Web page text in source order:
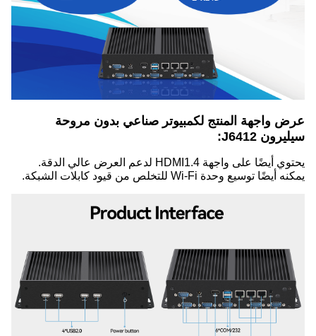
عرض واجهة المنتج لكمبيوتر صناعي بدون مروحة
سيليرون J6412:
يحتوي أيضًا على واجهة HDMI1.4 لدعم العرض عالي الدقة.
يمكنه أيضًا توسيع وحدة Wi-Fi للتخلص من قيود كابلات الشبكة.